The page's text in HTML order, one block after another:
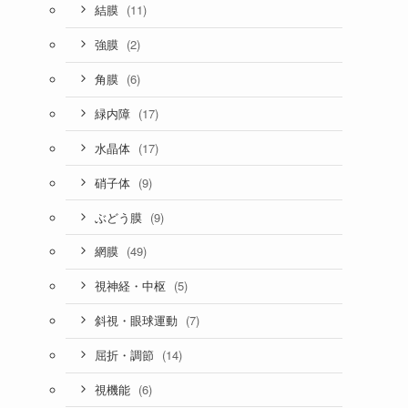
結膜 (11)
強膜 (2)
角膜 (6)
緑内障 (17)
水晶体 (17)
硝子体 (9)
ぶどう膜 (9)
網膜 (49)
視神経・中枢 (5)
斜視・眼球運動 (7)
屈折・調節 (14)
視機能 (6)